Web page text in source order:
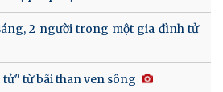
2 người trong một gia đình tử
từ bãi than ven sông